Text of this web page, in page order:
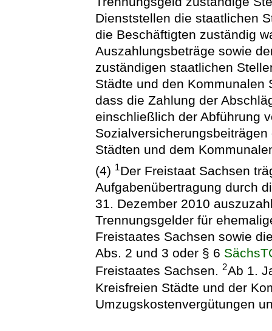
Dienststellen die staatlichen
die Beschäftigten zuständig
Auszahlungsbeträge sowie
zuständigen staatlichen
Städte und den Kommunalen
dass die Zahlung der
einschließlich der Abführung
Städten und dem
(4) 1Der Freistaat Sachsen
Aufgabenübertragung durch
31. Dezember 2010
Trennungsgelder für
Freistaates Sachsen sowie
Abs. 2 und 3 oder § 6
Freistaates Sachsen.2Ab 1.
Kreisfreien Städte und der
Umzugskostenvergütungen